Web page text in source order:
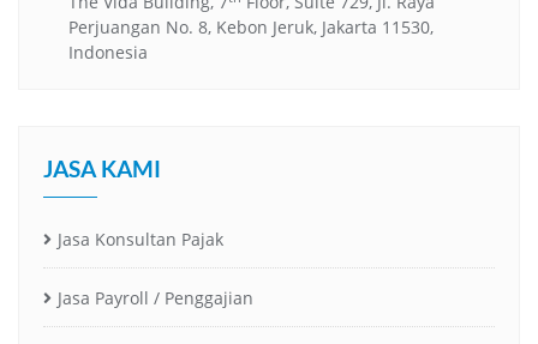
Perjuangan No. 8, Kebon Jeruk, Jakarta 11530,
Indonesia
JASA KAMI
Jasa Konsultan Pajak
Jasa Payroll / Penggajian